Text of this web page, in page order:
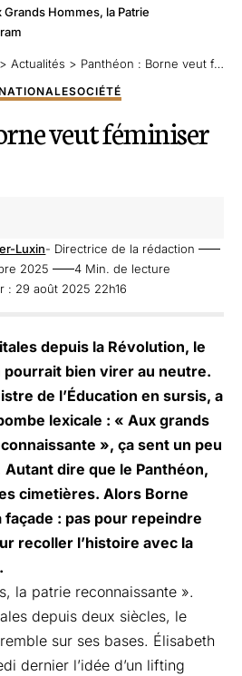
Hommes, la Patrie
> Actualités > Panthéon : Borne veut féminiser les morts
SOCIÉTÉ
veut féminiser
: 29 août 2025 22h16
Luxin- Directrice de la rédaction
2025
4 Min. de lecture
depuis la Révolution, le
bien virer au neutre.
de l’Éducation en sursis, a
lexicale : « Aux grands
», ça sent un peu
Autant dire que le Panthéon,
cimetières. Alors Borne
: pas pour repeindre
recoller l’histoire avec la
la patrie reconnaissante ».
depuis deux siècles, le
sur ses bases. Élisabeth
dernier l’idée d’un lifting